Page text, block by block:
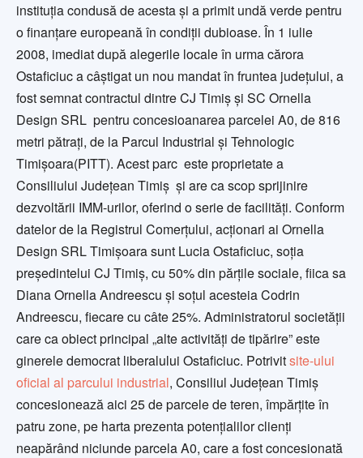
instituţia condusă de acesta şi a primit undă verde pentru
o finanţare europeană în condiţii dubioase. În 1 iulie
2008, imediat după alegerile locale în urma cărora
Ostaficiuc a câştigat un nou mandat în fruntea judeţului, a
fost semnat contractul dintre CJ Timiş şi SC Ornella
Design SRL pentru concesioanarea parcelei A0, de 816
metri pătraţi, de la Parcul Industrial şi Tehnologic
Timişoara(PITT). Acest parc este proprietate a
Consiliului Judeţean Timiş şi are ca scop sprijinire
dezvoltării IMM-urilor, oferind o serie de facilităţi. Conform
datelor de la Registrul Comerţului, acţionari ai Ornella
Design SRL Timişoara sunt Lucia Ostaficiuc, soţia
preşedintelui CJ Timiş, cu 50% din părţile sociale, fiica sa
Diana Ornella Andreescu şi soţul acesteia Codrin
Andreescu, fiecare cu câte 25%. Administratorul societăţii
care ca obiect principal „alte activităţi de tipărire” este
ginerele democrat liberalului Ostaficiuc. Potrivitsite-ului
oficial al parcului industrial, Consiliul Judeţean Timiş
concesionează aici 25 de parcele de teren, împărţite în
patru zone, pe harta prezenta potenţialilor clienţi
neapărând niciunde parcela A0, care a fost concesionată